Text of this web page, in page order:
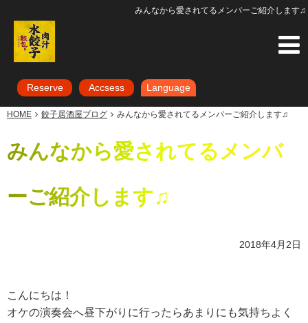
みんなから愛されてるメンバーご紹介します♫
Reserve Accsess Language
HOME 餃子居酒屋ブログ みんなから愛されてるメンバーご紹介します♫
みんなから愛されてるメンバ
ーご紹介します♫
2018年4月2日
こんにちは！
オケの演奏会へ昼下がりに行ったらあまりにも気持ちよく